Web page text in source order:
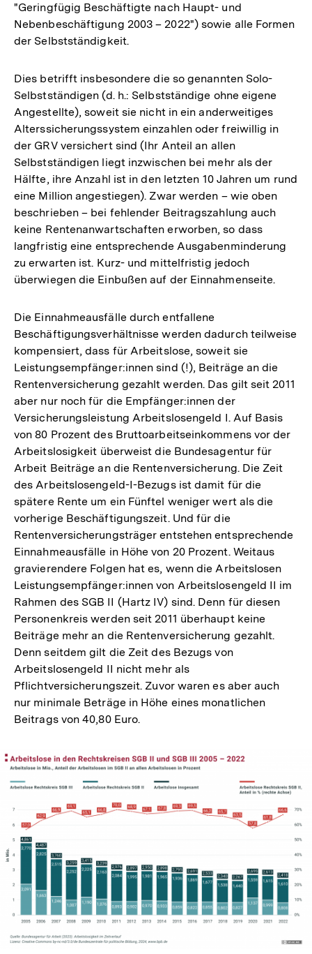
"Geringfügig Beschäftigte nach Haupt- und
Nebenbeschäftigung 2003 – 2022") sowie alle Formen
der Selbstständigkeit.
Dies betrifft insbesondere die so genannten Solo-
Selbstständigen (d. h.: Selbstständige ohne eigene
Angestellte), soweit sie nicht in ein anderweitiges
Alterssicherungssystem einzahlen oder freiwillig in
der GRV versichert sind (Ihr Anteil an allen
Selbstständigen liegt inzwischen bei mehr als der
Hälfte, ihre Anzahl ist in den letzten 10 Jahren um rund
eine Million angestiegen). Zwar werden – wie oben
beschrieben – bei fehlender Beitragszahlung auch
keine Rentenanwartschaften erworben, so dass
langfristig eine entsprechende Ausgabenminderung
zu erwarten ist. Kurz- und mittelfristig jedoch
überwiegen die Einbußen auf der Einnahmenseite.
Die Einnahmeausfälle durch entfallene
Beschäftigungsverhältnisse werden dadurch teilweise
kompensiert, dass für Arbeitslose, soweit sie
Leistungsempfänger:innen sind (!), Beiträge an die
Rentenversicherung gezahlt werden. Das gilt seit 2011
aber nur noch für die Empfänger:innen der
Versicherungsleistung Arbeitslosengeld I. Auf Basis
von 80 Prozent des Bruttoarbeitseinkommens vor der
Arbeitslosigkeit überweist die Bundesagentur für
Arbeit Beiträge an die Rentenversicherung. Die Zeit
des Arbeitslosengeld-I-Bezugs ist damit für die
spätere Rente um ein Fünftel weniger wert als die
vorherige Beschäftigungszeit. Und für die
Rentenversicherungsträger entstehen entsprechende
Einnahmeausfälle in Höhe von 20 Prozent. Weitaus
gravierendere Folgen hat es, wenn die Arbeitslosen
Leistungsempfänger:innen von Arbeitslosengeld II im
Rahmen des SGB II (Hartz IV) sind. Denn für diesen
Personenkreis werden seit 2011 überhaupt keine
Beiträge mehr an die Rentenversicherung gezahlt.
Denn seitdem gilt die Zeit des Bezugs von
Arbeitslosengeld II nicht mehr als
Pflichtversicherungszeit. Zuvor waren es aber auch
nur minimale Beträge in Höhe eines monatlichen
Beitrags von 40,80 Euro.
Lightbox
öffnen